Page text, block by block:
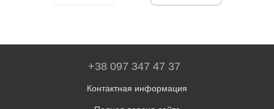
+38 097 347 47 37
Контактная информация